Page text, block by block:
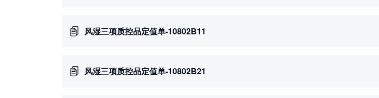
风湿三项质控品定值单-10802B11
风湿三项质控品定值单-10802B21